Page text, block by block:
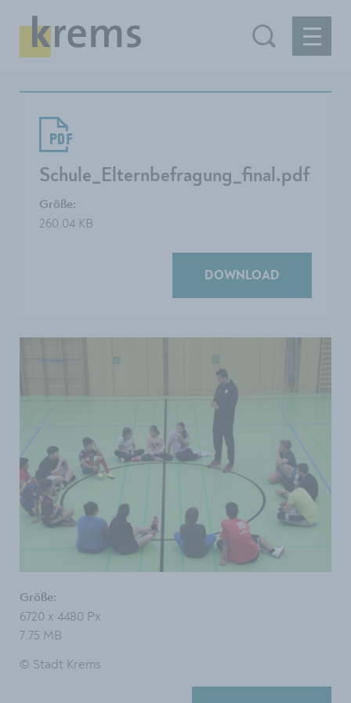
Schule_Elternbefragung_final.pdf
Größe:
260.04 KB
DOWNLOAD
Größe:
6720 x 4480 Px
7.75 MB
© Stadt Krems